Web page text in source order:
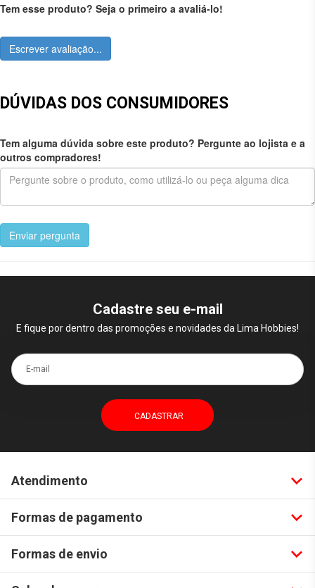
Tem esse produto? Seja o primeiro a avaliá-lo!
Escrever avaliação...
DÚVIDAS DOS CONSUMIDORES
Tem alguma dúvida sobre este produto? Pergunte ao lojista e a
outros compradores!
Enviar pergunta
Cadastre seu e-mail
E fique por dentro das promoções e novidades da Lima Hobbies!
E-mail
Atendimento
Formas de pagamento
Formas de envio